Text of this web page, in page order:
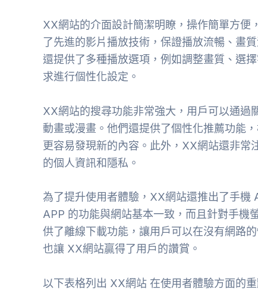
XX網站的介面設計簡潔明瞭，操作簡單方便
了先進的影片播放技術，保證播放流暢、畫
還提供了多種播放選項，例如調整畫質、選
求進行個性化設定。
XX網站的搜尋功能非常強大，用戶可以通過
動畫或漫畫。他們還提供了個性化推薦功能
更容易發現新的內容。此外，XX網站還非常
的個人資訊和隱私。
為了提升使用者體驗，XX網站還推出了手機
APP 的功能與網站基本一致，而且針對手機
供了離線下載功能，讓用戶可以在沒有網路
也讓 XX網站贏得了用戶的讚賞。
以下表格列出 XX網站 在使用者體驗方面的